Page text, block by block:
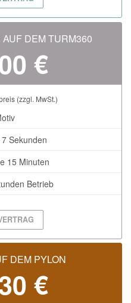
DEM TURM360
€
(zzgl. MwSt.)
Sekunden
15 Minuten
Betrieb
DEM PYLON
€